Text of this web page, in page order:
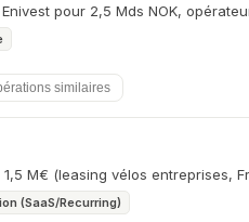
pour 2,5 Mds NOK,
similaires
1,5 M€ (leasing vélos entreprises,
(SaaS/Recurring)